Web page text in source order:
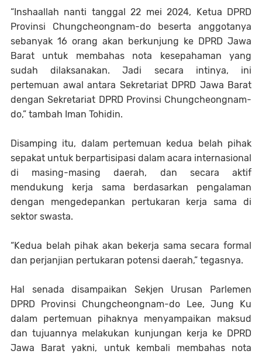
“Inshaallah nanti tanggal 22 mei 2024, Ketua DPRD
Provinsi Chungcheongnam-do beserta anggotanya
sebanyak 16 orang akan berkunjung ke DPRD Jawa
Barat untuk membahas nota kesepahaman yang
sudah dilaksanakan. Jadi secara intinya, ini
pertemuan awal antara Sekretariat DPRD Jawa Barat
dengan Sekretariat DPRD Provinsi Chungcheongnam-
do,” tambah Iman Tohidin.
Disamping itu, dalam pertemuan kedua belah pihak
sepakat untuk berpartisipasi dalam acara internasional
di masing-masing daerah, dan secara aktif
mendukung kerja sama berdasarkan pengalaman
dengan mengedepankan pertukaran kerja sama di
sektor swasta.
“Kedua belah pihak akan bekerja sama secara formal
dan perjanjian pertukaran potensi daerah,” tegasnya.
Hal senada disampaikan Sekjen Urusan Parlemen
DPRD Provinsi Chungcheongnam-do Lee, Jung Ku
dalam pertemuan pihaknya menyampaikan maksud
dan tujuannya melakukan kunjungan kerja ke DPRD
Jawa Barat yakni, untuk kembali membahas nota